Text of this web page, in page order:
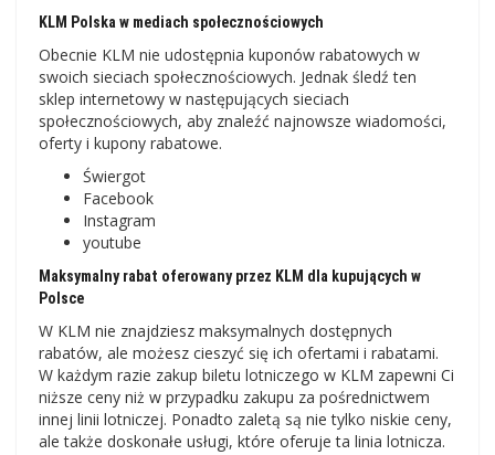
KLM Polska w mediach społecznościowych
Obecnie KLM nie udostępnia kuponów rabatowych w
swoich sieciach społecznościowych. Jednak śledź ten
sklep internetowy w następujących sieciach
społecznościowych, aby znaleźć najnowsze wiadomości,
oferty i kupony rabatowe.
Świergot
Facebook
Instagram
youtube
Maksymalny rabat oferowany przez KLM dla kupujących w
Polsce
W KLM nie znajdziesz maksymalnych dostępnych
rabatów, ale możesz cieszyć się ich ofertami i rabatami.
W każdym razie zakup biletu lotniczego w KLM zapewni Ci
niższe ceny niż w przypadku zakupu za pośrednictwem
innej linii lotniczej. Ponadto zaletą są nie tylko niskie ceny,
ale także doskonałe usługi, które oferuje ta linia lotnicza.